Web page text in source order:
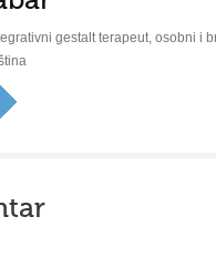
gestalt terapeut, osobni i